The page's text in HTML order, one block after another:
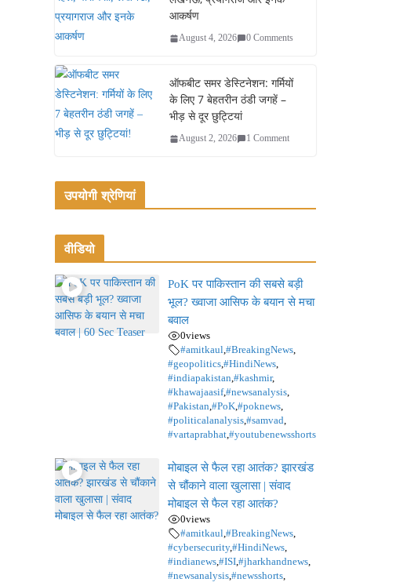
आकर्षण
August 4, 2026 0 Comments
ऑफबीट समर डेस्टिनेशन: गर्मियों
के लिए 7 बेहतरीन ठंडी जगहें –
भीड़ से दूर छुट्टियां
August 2, 2026 1 Comment
उपयोगी श्रेणियां
वीडियो
PoK पर पाकिस्तान की सबसे बड़ी
भूल? ख्वाजा आसिफ के बयान से मचा
बवाल
0views
#amitkaul,#BreakingNews,
#geopolitics,#HindiNews,
#indiapakistan,#kashmir,
#khawajaasif,#newsanalysis,
#Pakistan,#PoK,#poknews,
#politicalanalysis,#samvad,
#vartaprabhat,#youtubenewsshorts
मोबाइल से फैल रहा आतंक? झारखंड
से चौंकाने वाला खुलासा | संवाद
मोबाइल से फैल रहा आतंक?
0views
#amitkaul,#BreakingNews,
#cybersecurity,#HindiNews,
#indianews,#ISI,#jharkhandnews,
#newsanalysis,#newsshorts,